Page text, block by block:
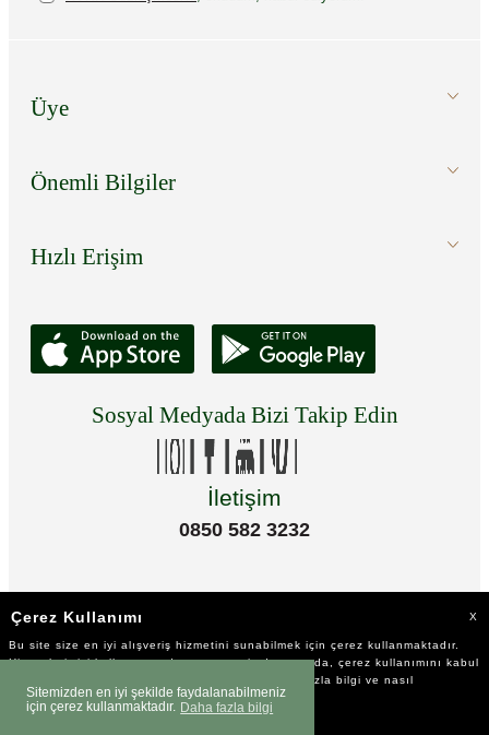
Sitemizden en iyi şekilde faydalanabilmeniz
için çerez kullanmaktadır. Daha fazla bilgi
Üye
Önemli Bilgiler
Hızlı Erişim
Sosyal Medyada Bizi Takip Edin
İletişim
0850 582 3232
©2023 Tüm Hakkı Saklıdır.
Çerez Kullanımı X
Bu site size en iyi alışveriş hizmetini sunabilmek için çerez kullanmaktadır.
Hizmetlerimizi kullanmaya devam etmeniz durumunda, çerez kullanımını kabul
ettiğinizi varsayacağız. Çerezler hakkında daha fazla bilgi ve nasıl
reddedeceğinizi öğrenmek içintıklayınız